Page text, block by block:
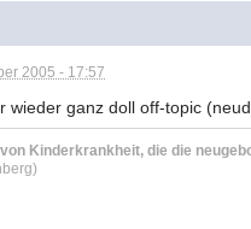
2005 - 17:57
wieder ganz doll off-topic
Kinderkrankheit, die die